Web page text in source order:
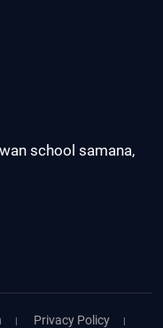
school samana,
Privacy Policy